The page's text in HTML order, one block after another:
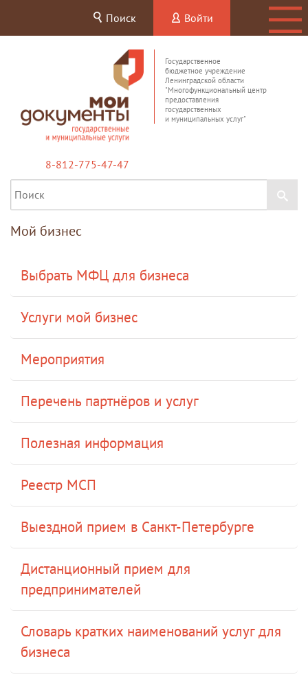
Поиск Войти
Государственное
бюджетное учреждение
Ленинградской области
"Многофункциональный центр
предоставления
государственных
и муниципальных услуг"
8-812-775-47-47
Мой бизнес
Выбрать МФЦ для бизнеса
Услуги мой бизнес
Мероприятия
Перечень партнёров и услуг
Полезная информация
Реестр МСП
Выездной прием в Санкт-Петербурге
Дистанционный прием для
предпринимателей
Словарь кратких наименований услуг для
бизнеса